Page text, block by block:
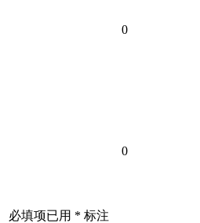
0
0
必填项已用 * 标注